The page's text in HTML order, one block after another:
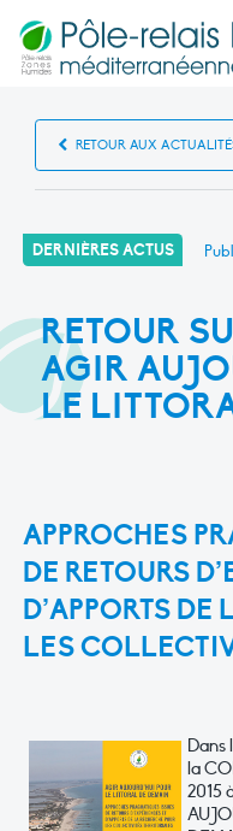
RETOUR AUX
DERNIÈRES ACTUS
RETOUR
AGIR
LE
APPROCHES
DE RETOURS
D’APPORTS DE
LES
Dans
la
2015